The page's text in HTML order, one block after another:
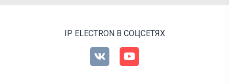
IP ELECTRON В СОЦСЕТЯХ